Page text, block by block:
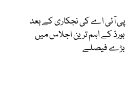
پی آئی اے کی نجکاری کے بعد
بورڈ کے اہم ترین اجلاس میں
بڑے فیصلے